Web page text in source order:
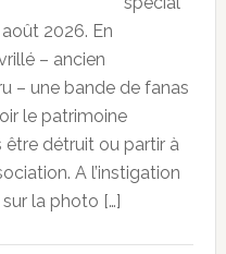
2026. En
– ancien
– une bande de fanas
le patrimoine
détruit ou partir à
A l’instigation
la photo […]